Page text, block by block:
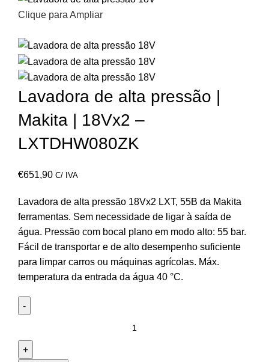
Clique para Ampliar
Lavadora de alta pressão |
Makita | 18Vx2 –
LXTDHW080ZK
€651,90 C/ IVA
Lavadora de alta pressão 18Vx2 LXT, 55B da Makita
ferramentas. Sem necessidade de ligar à saída de
água. Pressão com bocal plano em modo alto: 55 bar.
Fácil de transportar e de alto desempenho suficiente
para limpar carros ou máquinas agrícolas. Máx.
temperatura da entrada da água 40 °C.